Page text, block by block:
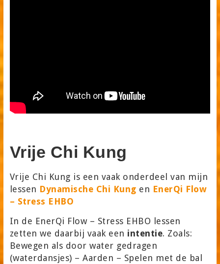
Vrije Chi Kung
Vrije Chi Kung is een vaak onderdeel van mijn
lessen Dynamische Chi Kung en EnerQi Flow
– Stress EHBO
In de EnerQi Flow – Stress EHBO lessen
zetten we daarbij vaak een intentie. Zoals:
Bewegen als door water gedragen
(waterdansjes) – Aarden – Spelen met de bal